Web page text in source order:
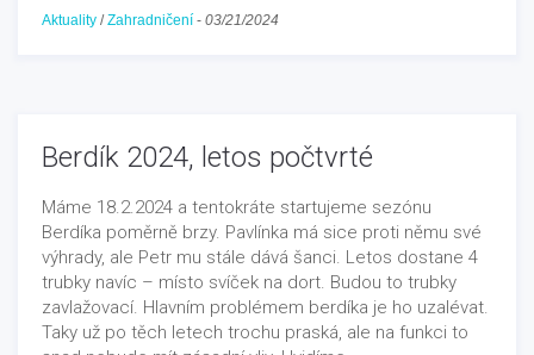
Aktuality /Zahradničení - 03/21/2024
Berdík 2024, letos počtvrté
Máme 18.2.2024 a tentokráte startujeme sezónu
Berdíka poměrně brzy. Pavlínka má sice proti němu své
výhrady, ale Petr mu stále dává šanci. Letos dostane 4
trubky navíc – místo svíček na dort. Budou to trubky
zavlažovací. Hlavním problémem berdíka je ho uzalévat.
Taky už po těch letech trochu praská, ale na funkci to